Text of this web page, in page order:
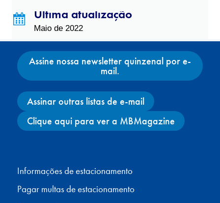
Última atualização
Maio de 2022
Assine nossa newsletter quinzenal por e-
mail.
Assinar outras listas de e-mail
Clique aqui para ver a MBMagazine
Informações de estacionamento
Pagar multas de estacionamento